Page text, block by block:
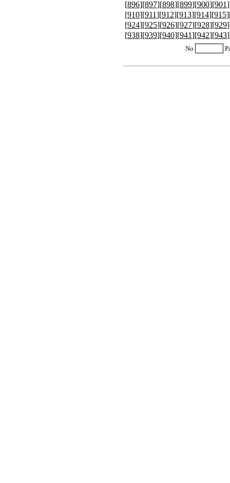
[896][897][898][899][900][901
[910][911][912][913][914][915
[924][925][926][927][928][929
[938][939][940][941][942][943
No